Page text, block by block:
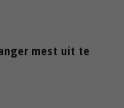
mest uit te